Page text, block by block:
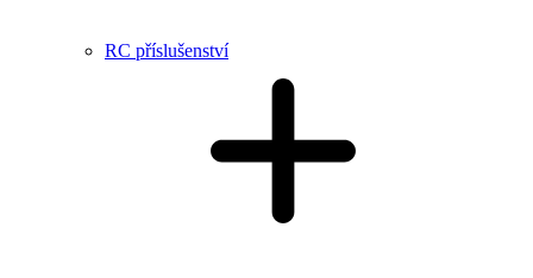
RC příslušenství